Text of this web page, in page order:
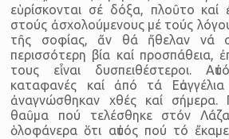
εὑρίσκονται σέ δόξα, πλοῦτο καί
στούς ἀσχολούμενους μέ τούς
τῆς σοφίας, ἄν θά ἤθελαν νά
περισσότερη βία καί προσπάθεια,
τους εἶναι δυσπειθέστεροι.
καταφανές καί ἀπό τά
ἀναγνώσθηκαν χθές καί σήμερα.
θαῦμα πού τελέσθηκε στόν
ὁλοφάνερα ὅτι αὐτός πού τό